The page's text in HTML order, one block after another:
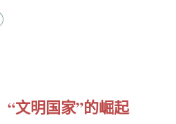
“文明国家”的崛起